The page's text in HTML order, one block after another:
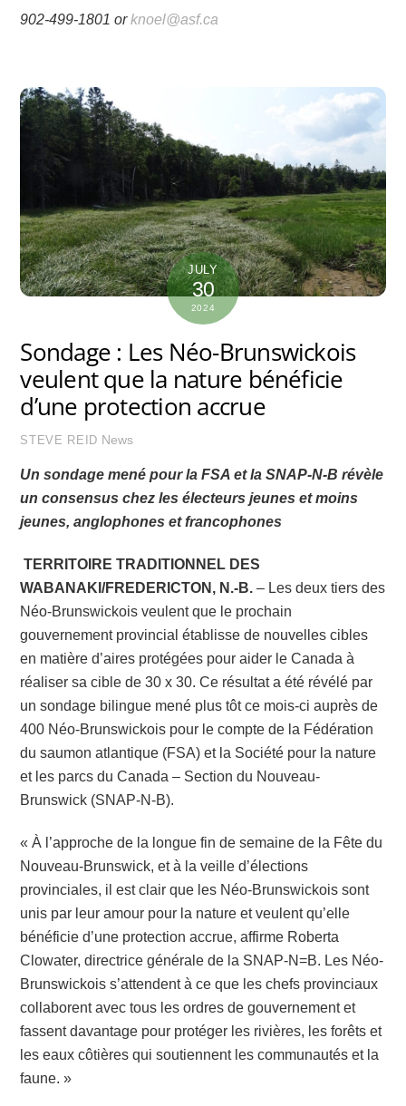
902-499-1801 orknoel@asf.ca
JULY
30
2024
Sondage : Les Néo-Brunswickois
veulent que la nature bénéficie
d’une protection accrue
STEVE REID News
Un sondage mené pour la FSA et la SNAP-N-B révèle
un consensus chez les électeurs jeunes et moins
jeunes, anglophones et francophones
TERRITOIRE TRADITIONNEL DES
WABANAKI/FREDERICTON, N.-B. – Les deux tiers des
Néo-Brunswickois veulent que le prochain
gouvernement provincial établisse de nouvelles cibles
en matière d’aires protégées pour aider le Canada à
réaliser sa cible de 30 x 30. Ce résultat a été révélé par
un sondage bilingue mené plus tôt ce mois-ci auprès de
400 Néo-Brunswickois pour le compte de la Fédération
du saumon atlantique (FSA) et la Société pour la nature
et les parcs du Canada – Section du Nouveau-
Brunswick (SNAP-N-B).
« À l’approche de la longue fin de semaine de la Fête du
Nouveau-Brunswick, et à la veille d’élections
provinciales, il est clair que les Néo-Brunswickois sont
unis par leur amour pour la nature et veulent qu’elle
bénéficie d’une protection accrue, affirme Roberta
Clowater, directrice générale de la SNAP-N=B. Les Néo-
Brunswickois s’attendent à ce que les chefs provinciaux
collaborent avec tous les ordres de gouvernement et
fassent davantage pour protéger les rivières, les forêts et
les eaux côtières qui soutiennent les communautés et la
faune. »